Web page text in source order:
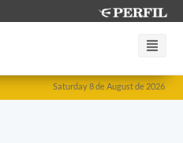
Saturday 8 de August de 2026